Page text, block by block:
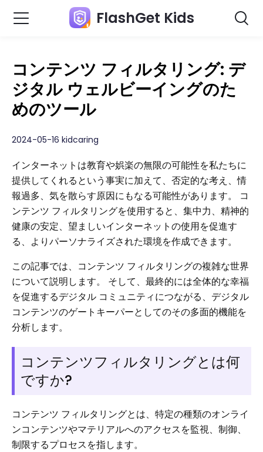
FlashGet Kids
コンテンツ フィルタリング: デ
ジタル ウェルビーイングのた
めのツール
2024-05-16 kidcaring
インターネットは教育や娯楽の無限の可能性を私たちに
提供してくれるという事実に加えて、否定的な考え、情
報過多、気を散らす原因にもなる可能性があります。 コ
ンテンツ フィルタリングを使用すると、集中力、精神的
健康の安定、望ましいインターネットの使用を促進す
る、よりパーソナライズされた環境を作成できます。
この記事では、コンテンツ フィルタリングの複雑な世界
について説明します。 そして、最終的には全体的な幸福
を促進するデジタル コミュニティにつながる、デジタル
コンテンツのゲートキーパーとしてのその多面的機能を
分析します。
コンテンツフィルタリングとは何
ですか?
コンテンツ フィルタリングとは、特定の種類のオンライ
ンコンテンツやマテリアルへのアクセスを監視、制御、
制限するプロセスを指します。